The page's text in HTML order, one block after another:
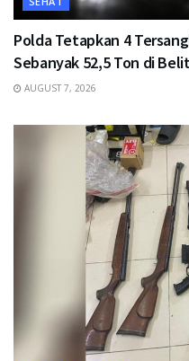
Polda Tetapkan 4
Sebanyak 52,5 Ton di
AUGUST 7, 2026